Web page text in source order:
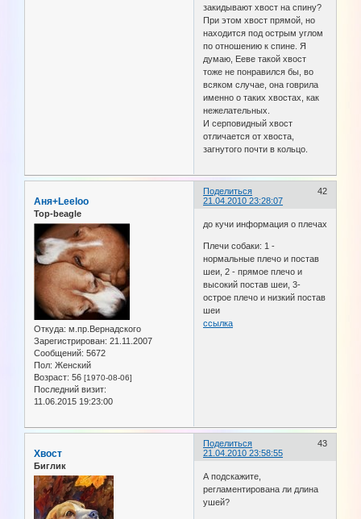
закидывают хвост на спину?
При этом хвост прямой, но
находится под острым углом
по отношению к спине. Я
думаю, Ееве такой хвост
тоже не понравился бы, во
всяком случае, она говрила
именно о таких хвостах, как
нежелательных.
И серповидный хвост
отличается от хвоста,
загнутого почти в кольцо.
Поделиться
42
21.04.2010 23:28:07
Аня+Leeloo
Top-beagle
Откуда: м.пр.Вернадского
Зарегистрирован: 21.11.2007
Сообщений: 5672
Пол: Женский
Возраст: 56 [1970-08-06]
Последний визит:
11.06.2015 19:23:00
до кучи информация о плечах
Плечи собаки: 1 -
нормальные плечо и постав
шеи, 2 - прямое плечо и
высокий постав шеи, 3-
острое плечо и низкий постав
шеи
ссылка
Поделиться
43
21.04.2010 23:58:55
Хвост
Биглик
А подскажите,
регламентирована ли длина
ушей?